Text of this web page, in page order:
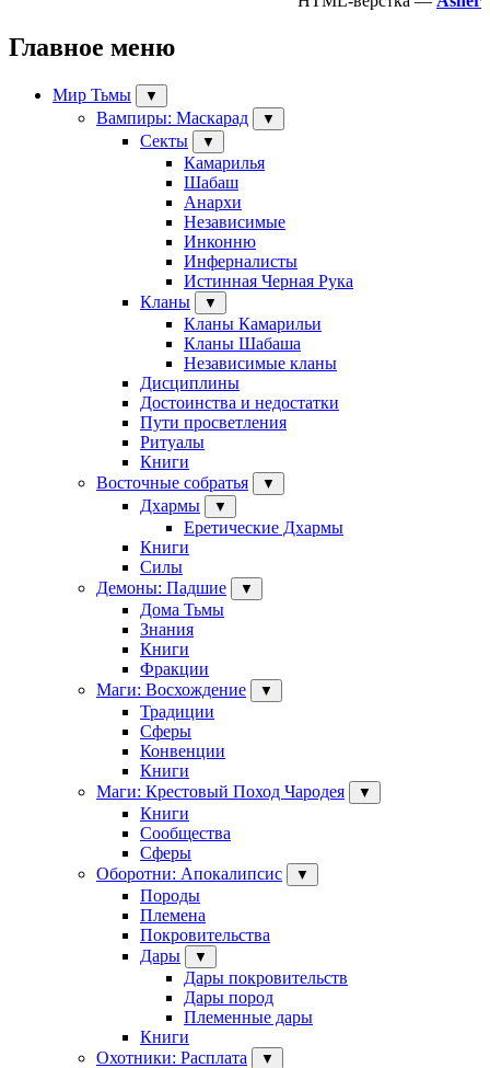
Главное меню
Мир Тьмы ▼
Вампиры: Маскарад ▼
Секты ▼
Камарилья
Шабаш
Анархи
Независимые
Инконню
Инферналисты
Истинная Черная Рука
Кланы
▼
Кланы Камарильи
Кланы Шабаша
Независимые кланы
Дисциплины
Достоинства и недостатки
Пути просветления
Ритуалы
Книги
Восточные собратья
▼
Дхармы ▼
Еретические Дхармы
Книги
Силы
Демоны: Падшие
▼
Дома Тьмы
Знания
Книги
Фракции
Маги: Восхождение
▼
Традиции
Сферы
Конвенции
Книги
Маги: Крестовый Поход Чародея
▼
Книги
Сообщества
Сферы
Оборотни: Апокалипсис
▼
Породы
Племена
Покровительства
Дары
▼
Дары покровительств
Дары пород
Племенные дары
Книги
Охотники: Расплата
▼